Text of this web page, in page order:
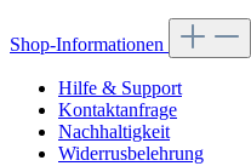
Shop-Informationen
Hilfe & Support
Kontaktanfrage
Nachhaltigkeit
Widerrusbelehrung